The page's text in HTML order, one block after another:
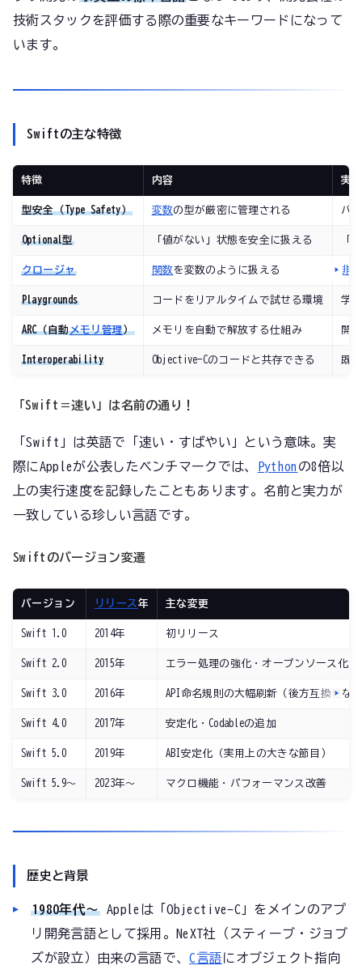
技術スタックを評価する際の重要なキーワードになって
います。
Swiftの主な特徴
特徴 内容 実
型安全（Type Safety） 変数の型が厳密に管理される バ
Optional型 「値がない」状態を安全に扱える 「
クロージャ 関数を変数のように扱える 非
Playgrounds コードをリアルタイムで試せる環境 学
ARC（自動メモリ管理） メモリを自動で解放する仕組み 開
Interoperability Objective-Cのコードと共存できる 既
「Swift＝速い」は名前の通り！
「Swift」は英語で「速い・すばやい」という意味。実
際にAppleが公表したベンチマークでは、
Python の8倍以
上の実行速度を記録したこともあります。名前と実力が
一致している珍しい言語です。
Swiftのバージョン変遷
バージョン リリース年 主な変更
Swift 1.0 2014年 初リリース
Swift 2.0 2015年 エラー処理の強化・オープンソース化
Swift 3.0 2016年 API命名規則の大幅刷新（後方互換性な
Swift 4.0 2017年 安定化・Codableの追加
Swift 5.0 2019年 ABI安定化（実用上の大きな節目）
Swift 5.9〜 2023年〜 マクロ機能・パフォーマンス改善
歴史と背景
1980年代〜Appleは「Objective-C」をメインのアプ
リ開発言語として採用。NeXT社（スティーブ・ジョブ
ズが設立）由来の言語で、C言語にオブジェクト指向